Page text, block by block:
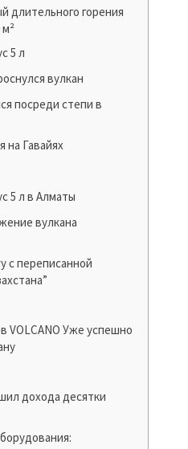
длительного горения
м²
5 л
вулкан
посреди степи в
на Гавайях
5 л в Алматы
вулкана
с переписанной
VOLCANO Уже успешно
дохода десятки